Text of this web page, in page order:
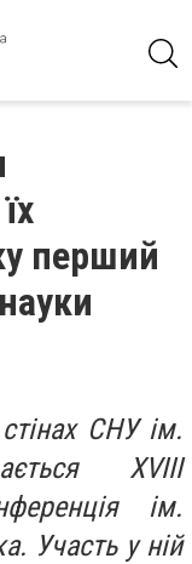
перший
СНУ ім.
XVIII
ім.
Участь у ній